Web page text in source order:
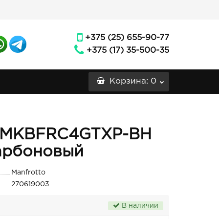
+375 (25) 655-90-77
+375 (17) 35-500-35
Корзина: 0
BH
Manfrotto
270619003
В наличии